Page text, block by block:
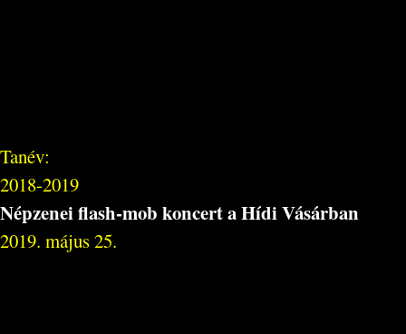
Tanév:
2018-2019
Népzenei flash-mob koncert a Hídi Vásárban
2019. május 25.